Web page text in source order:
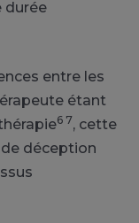
durée
entre les
étant
6 7, cette
déception